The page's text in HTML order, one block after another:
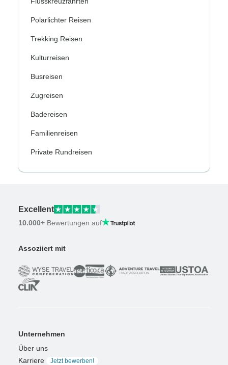
Polarlichter Reisen
Trekking Reisen
Kulturreisen
Busreisen
Zugreisen
Badereisen
Familienreisen
Private Rundreisen
Excellent
10.000+ Bewertungen auf
Assoziiert mit
Unternehmen
Über uns
Karriere
Jetzt bewerben!